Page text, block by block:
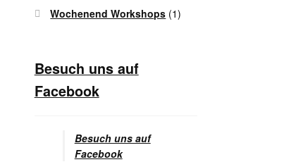
Wochenend Workshops (1)
Besuch uns auf
Facebook
Besuch uns auf
Facebook